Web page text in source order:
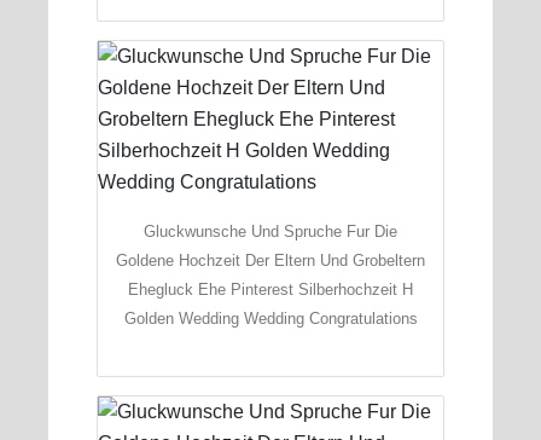
Gluckwunsche Und Spruche Fur Die
Goldene Hochzeit Der Eltern Und Grobeltern
Ehegluck Ehe Pinterest Silberhochzeit H
Golden Wedding Wedding Congratulations